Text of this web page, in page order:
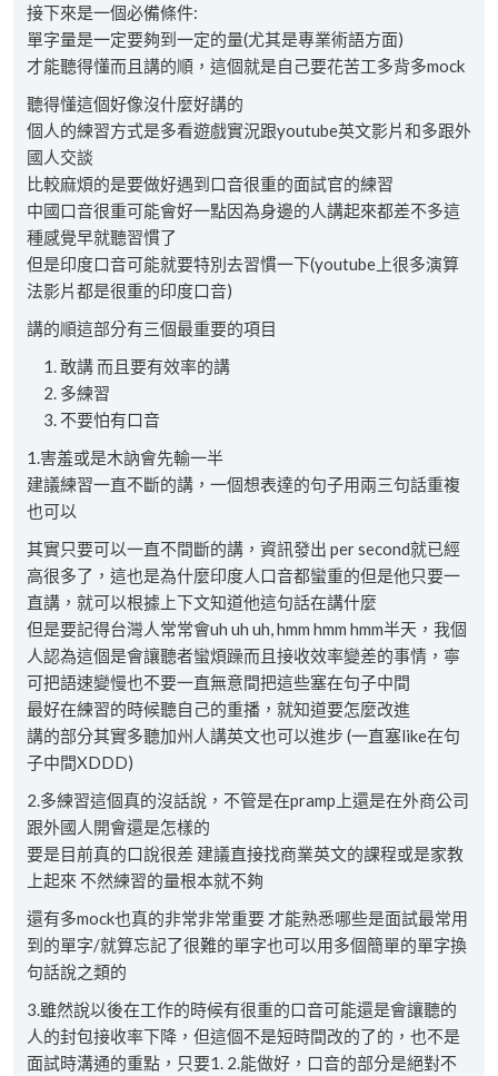
接下來是一個必備條件:
單字量是一定要夠到一定的量(尤其是專業術語方面)
才能聽得懂而且講的順，這個就是自己要花苦工多背多mock
聽得懂這個好像沒什麼好講的
個人的練習方式是多看遊戲實況跟youtube英文影片和多跟外
國人交談
比較麻煩的是要做好遇到口音很重的面試官的練習
中國口音很重可能會好一點因為身邊的人講起來都差不多這
種感覺早就聽習慣了
但是印度口音可能就要特別去習慣一下(youtube上很多演算
法影片都是很重的印度口音)
講的順這部分有三個最重要的項目
敢講 而且要有效率的講
多練習
不要怕有口音
1.害羞或是木訥會先輸一半
建議練習一直不斷的講，一個想表達的句子用兩三句話重複
也可以
其實只要可以一直不間斷的講，資訊發出 per second就已經
高很多了，這也是為什麼印度人口音都蠻重的但是他只要一
直講，就可以根據上下文知道他這句話在講什麼
但是要記得台灣人常常會uh uh uh, hmm hmm hmm半天，我個
人認為這個是會讓聽者蠻煩躁而且接收效率變差的事情，寧
可把語速變慢也不要一直無意間把這些塞在句子中間
最好在練習的時候聽自己的重播，就知道要怎麼改進
講的部分其實多聽加州人講英文也可以進步 (一直塞like在句
子中間XDDD)
2.多練習這個真的沒話說，不管是在pramp上還是在外商公司
跟外國人開會還是怎樣的
要是目前真的口說很差 建議直接找商業英文的課程或是家教
上起來 不然練習的量根本就不夠
還有多mock也真的非常非常重要 才能熟悉哪些是面試最常用
到的單字/就算忘記了很難的單字也可以用多個簡單的單字換
句話說之類的
3.雖然說以後在工作的時候有很重的口音可能還是會讓聽的
人的封包接收率下降，但這個不是短時間改的了的，也不是
面試時溝通的重點，只要1. 2.能做好，口音的部分是絕對不